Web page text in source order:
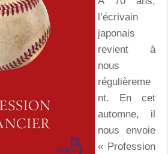
l’écrivain
japonais
revient à
nous
régulièreme
nt. En cet
automne, il
nous envoie
« Profession